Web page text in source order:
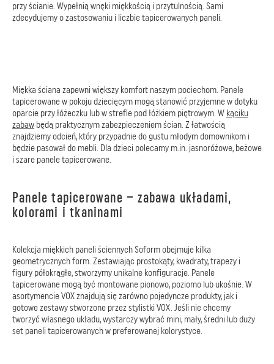
przy ścianie. Wypełnią wnęki miękkością i przytulnością. Sami
zdecydujemy o zastosowaniu i liczbie tapicerowanych paneli.
Miękka ściana zapewni większy komfort naszym pociechom. Panele
tapicerowane w pokoju dziecięcym mogą stanowić przyjemne w dotyku
oparcie przy łóżeczku lub w strefie pod łóżkiem piętrowym. W kąciku
zabaw będą praktycznym zabezpieczeniem ścian. Z łatwością
znajdziemy odcień, który przypadnie do gustu młodym domownikom i
będzie pasował do mebli. Dla dzieci polecamy m.in. jasnoróżowe, beżowe
i szare panele tapicerowane.
Panele tapicerowane – zabawa układami,
kolorami i tkaninami
Kolekcja miękkich paneli ściennych Soform obejmuje kilka
geometrycznych form. Zestawiając prostokąty, kwadraty, trapezy i
figury półokrągłe, stworzymy unikalne konfiguracje. Panele
tapicerowane mogą być montowane pionowo, poziomo lub ukośnie. W
asortymencie VOX znajdują się zarówno pojedyncze produkty, jak i
gotowe zestawy stworzone przez stylistki VOX. Jeśli nie chcemy
tworzyć własnego układu, wystarczy wybrać mini, mały, średni lub duży
set paneli tapicerowanych w preferowanej kolorystyce.